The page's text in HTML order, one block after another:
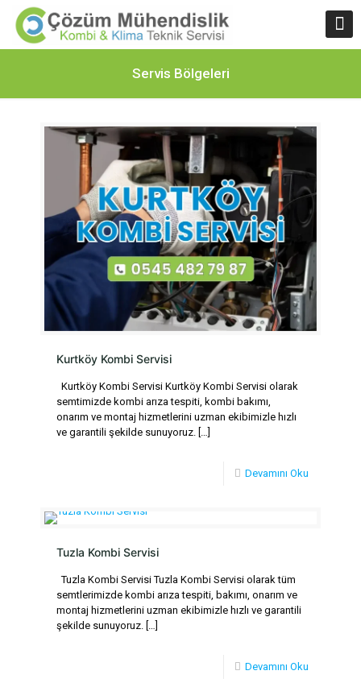
Servis Bölgeleri
Kurtköy Kombi Servisi
Kurtköy Kombi Servisi Kurtköy Kombi Servisi olarak
semtimizde kombi arıza tespiti, kombi bakımı,
onarım ve montaj hizmetlerini uzman ekibimizle hızlı
ve garantili şekilde sunuyoruz. […]
Devamını Oku
Tuzla Kombi Servisi
Tuzla Kombi Servisi Tuzla Kombi Servisi olarak tüm
semtlerimizde kombi arıza tespiti, bakımı, onarım ve
montaj hizmetlerini uzman ekibimizle hızlı ve garantili
şekilde sunuyoruz. […]
Devamını Oku